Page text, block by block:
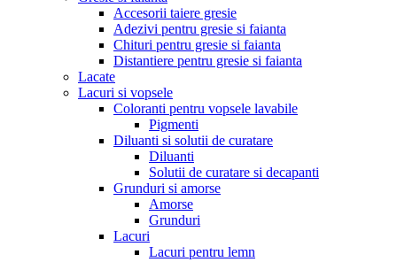
Accesorii taiere gresie
Adezivi pentru gresie si faianta
Chituri pentru gresie si faianta
Distantiere pentru gresie si faianta
Lacate
Lacuri si vopsele
Coloranti pentru vopsele lavabile
Pigmenti
Diluanti si solutii de curatare
Diluanti
Solutii de curatare si decapanti
Grunduri si amorse
Amorse
Grunduri
Lacuri
Lacuri pentru lemn